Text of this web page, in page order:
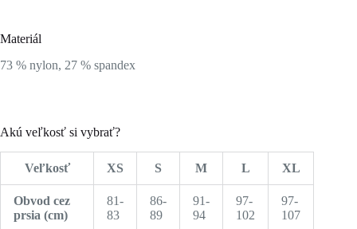
Materiál
73 % nylon, 27 % spandex
Akú veľkosť si vybrať?
Veľkosť XS S M L XL
Obvod cez
prsia (cm)
81-
83
86-
89
91-
94
97-
102
97-
107